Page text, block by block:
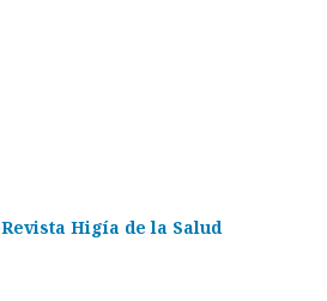
Higía de la Salud